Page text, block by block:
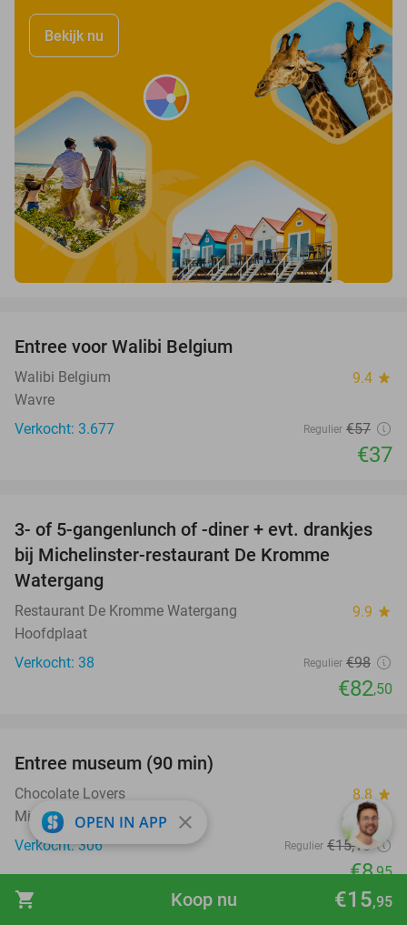
shopping_cart €15,95
Koop nu
Bekijk nu
Entree voor Walibi Belgium
Walibi Belgium 9.4 star
Wavre
Verkocht: 3.677
Regulier €57
€37
16%
3- of 5-gangenlunch of -diner + evt. drankjes
bij Michelinster-restaurant De Kromme
Watergang
Restaurant De Kromme Watergang 9.9 star
Hoofdplaat
Verkocht: 38
Regulier €98
€82,50
Entree museum (90 min)
Chocolate Lovers 8.8 star
Middelburg
Verkocht: 306
Regulier €15,15
€8,95
favorite_border
OPEN IN APP close